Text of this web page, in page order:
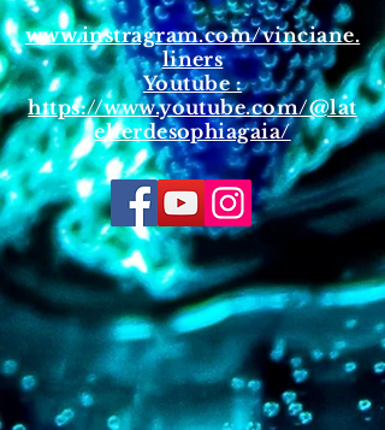
www.instragram.com/vinciane.
liners
Youtube :
https://www.youtube.com/@lat
elierdesophiagaia/